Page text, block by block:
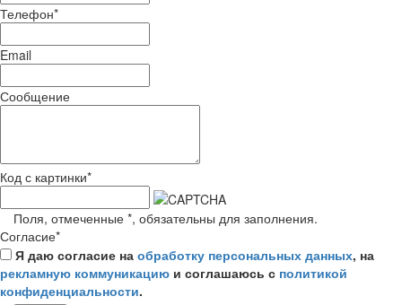
Телефон*
Email
Сообщение
Код с картинки*
Поля, отмеченные *, обязательны для заполнения.
Согласие*
Я даю согласие на обработку персональных данных, на
рекламную коммуникацию и соглашаюсь с политикой
конфиденциальности.